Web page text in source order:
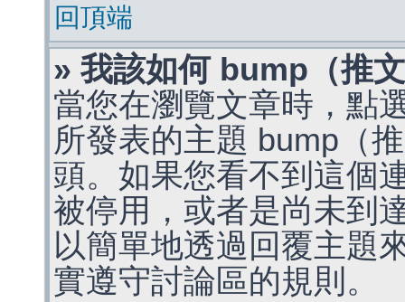
回頂端
» 我該如何 bump（推
當您在瀏覽文章時，點
所發表的主題 bump（
頭。如果您看不到這個
被停用，或者是尚未到
以簡單地透過回覆主題
實遵守討論區的規則。